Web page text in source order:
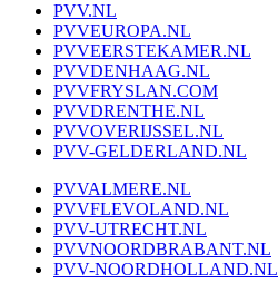
PVV.NL
PVVEUROPA.NL
PVVEERSTEKAMER.NL
PVVDENHAAG.NL
PVVFRYSLAN.COM
PVVDRENTHE.NL
PVVOVERIJSSEL.NL
PVV-GELDERLAND.NL
PVVALMERE.NL
PVVFLEVOLAND.NL
PVV-UTRECHT.NL
PVVNOORDBRABANT.NL
PVV-NOORDHOLLAND.NL